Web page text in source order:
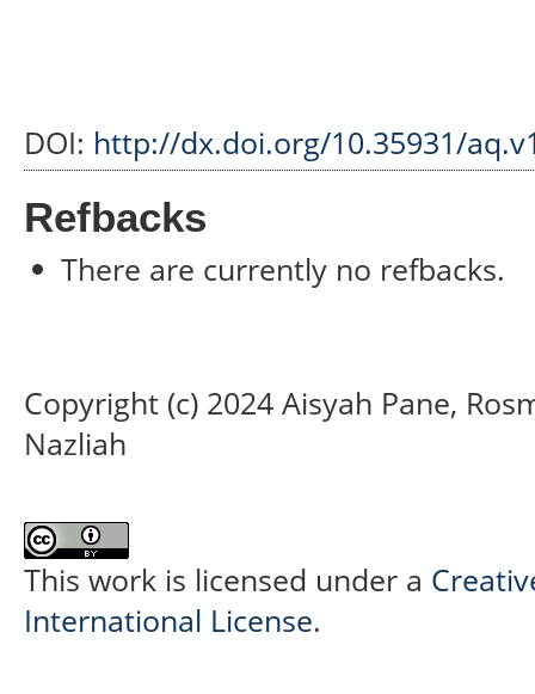
DOI: http://dx.doi.org/10.35931/
Refbacks
There are currently no refbacks.
Copyright (c) 2024 Aisyah Pane,
Nazliah
This work is licensed under a
International License.